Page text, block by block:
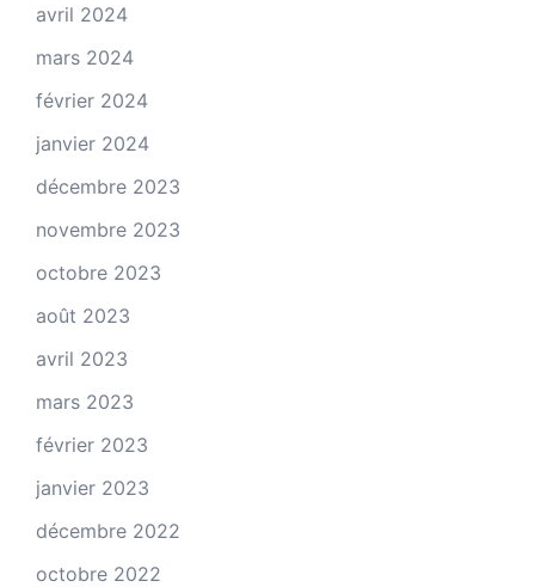
avril 2024
mars 2024
février 2024
janvier 2024
décembre 2023
novembre 2023
octobre 2023
août 2023
avril 2023
mars 2023
février 2023
janvier 2023
décembre 2022
octobre 2022